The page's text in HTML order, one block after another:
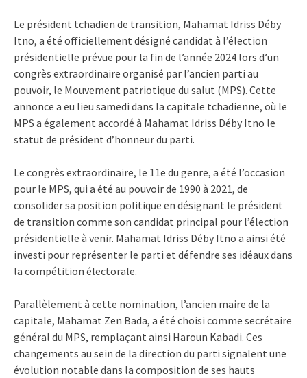
Le président tchadien de transition, Mahamat Idriss Déby
Itno, a été officiellement désigné candidat à l’élection
présidentielle prévue pour la fin de l’année 2024 lors d’un
congrès extraordinaire organisé par l’ancien parti au
pouvoir, le Mouvement patriotique du salut (MPS). Cette
annonce a eu lieu samedi dans la capitale tchadienne, où le
MPS a également accordé à Mahamat Idriss Déby Itno le
statut de président d’honneur du parti.
Le congrès extraordinaire, le 11e du genre, a été l’occasion
pour le MPS, qui a été au pouvoir de 1990 à 2021, de
consolider sa position politique en désignant le président
de transition comme son candidat principal pour l’élection
présidentielle à venir. Mahamat Idriss Déby Itno a ainsi été
investi pour représenter le parti et défendre ses idéaux dans
la compétition électorale.
Parallèlement à cette nomination, l’ancien maire de la
capitale, Mahamat Zen Bada, a été choisi comme secrétaire
général du MPS, remplaçant ainsi Haroun Kabadi. Ces
changements au sein de la direction du parti signalent une
évolution notable dans la composition de ses hauts